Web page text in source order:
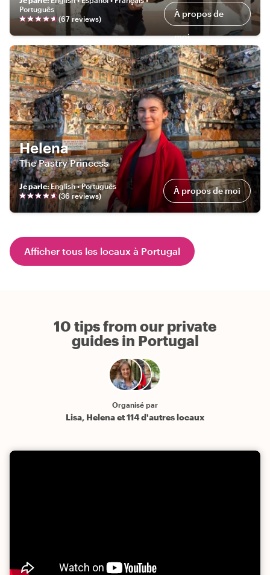
Português
(67reviews) À propos de
moi
Helena
The Pastry Princess
Je parle:English • Português
(36 reviews) À propos de moi
Afficher tous les locaux à Portugal
10 tips from our private
guides in Portugal
Organisé par
Lisa, Helena et 114 d'autres locaux